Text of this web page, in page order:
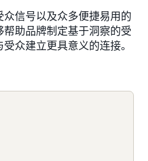
信号以及众多便捷易用的
助品牌制定基于洞察的受
众建立更具意义的连接。